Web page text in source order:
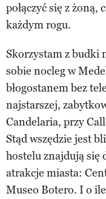
połączyć się z
każdym rogu.
Skorzystam z budki
sobie nocleg w
błogostanem bez
najstarszej,
Candelaria, przy
Stąd wszędzie jest
hostelu znajdują się
atrakcje miasta:
Museo Botero. I o